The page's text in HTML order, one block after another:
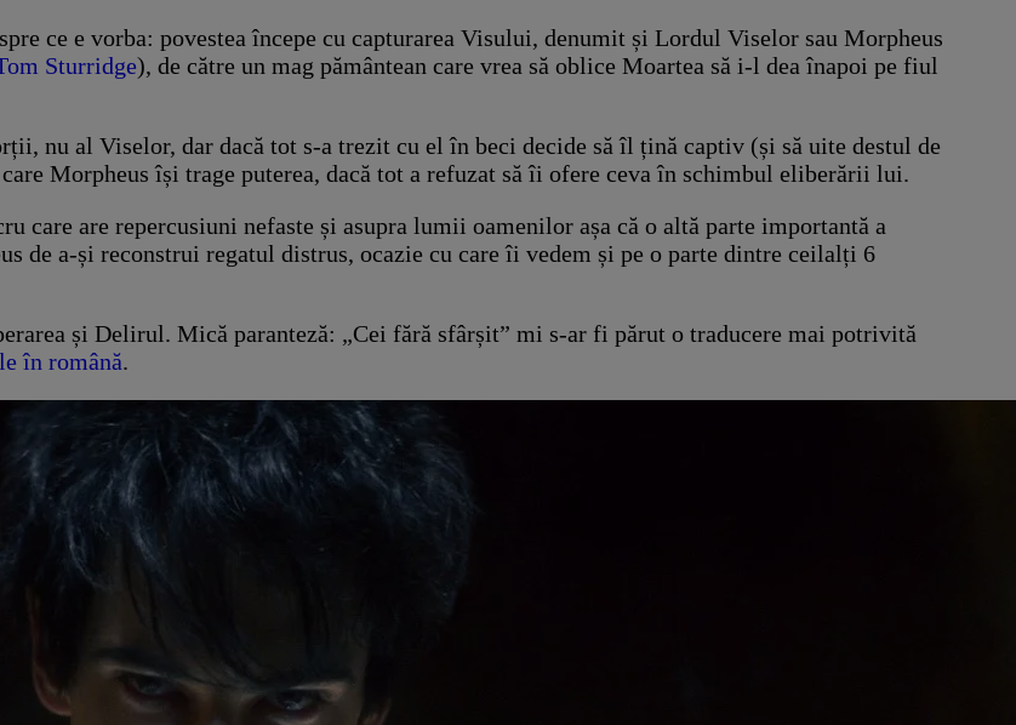
ce e vorba: povestea începe cu capturarea Visului, denumit și Lordul Viselor sau Morpheus
Sturridge), de către un mag pământean care vrea să oblice Moartea să i-l dea înapoi pe fiul
nu al Viselor, dar dacă tot s-a trezit cu el în beci decide să îl țină captiv (și să uite destul de
Morpheus își trage puterea, dacă tot a refuzat să îi ofere ceva în schimbul eliberării lui.
care are repercusiuni nefaste și asupra lumii oamenilor așa că o altă parte importantă a
de a-și reconstrui regatul distrus, ocazie cu care îi vedem și pe o parte dintre ceilalți 6
și Delirul. Mică paranteză: „Cei fără sfârșit” mi s-ar fi părut o traducere mai potrivită
în română.